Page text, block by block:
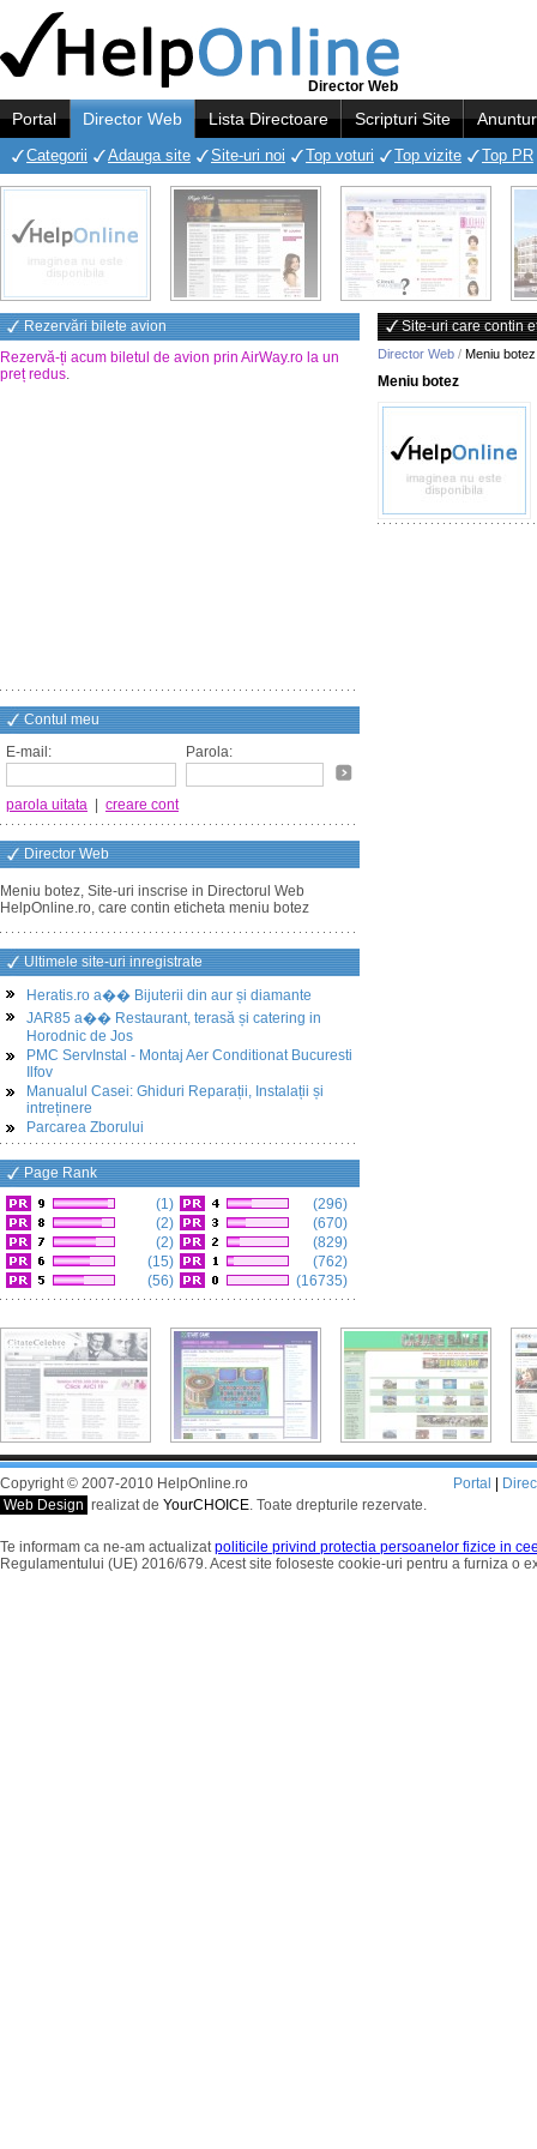
Director Web
Portal Director Web Lista Directoare Scripturi Site
Categorii Adauga site Site-uri noi Top voturi Top vizite Top PR
Rezervări bilete avion
Rezervă-ți acum biletul de avion prin AirWay.ro la un
preț redus.
Contul meu
E-mail:
Parola:
parola uitata creare cont
Director Web
Meniu botez, Site-uri inscrise in Directorul Web
HelpOnline.ro, care contin eticheta meniu botez
Ultimele site-uri inregistrate
Heratis.ro a�� Bijuterii din aur și diamante
JAR85 a�� Restaurant, terasă și catering in
Horodnic de Jos
PMC ServInstal - Montaj Aer Conditionat Bucuresti
Ilfov
Manualul Casei: Ghiduri Reparații, Instalații și
intreținere
Parcarea Zborului
Page Rank
(1)
(2)
(2)
(15)
(56)
(296)
(670)
(829)
(762)
(16735)
Site-uri care contin
Director Web / Meniu botez
Meniu botez
Copyright © 2007-2010 HelpOnline.ro
Web Design realizat de YourCHOICE. Toate drepturile rezervate.
Portal
Te informam ca ne-am actualizatpoliticile privind protectia persoanelor fizice in
Regulamentului (UE) 2016/679. Acest site foloseste cookie-uri pentru a furniza o